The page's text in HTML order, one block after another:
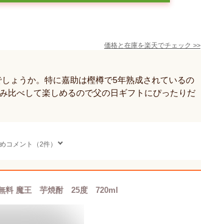
価格と在庫を楽天でチェック >>
ょうか。特に嘉助は樫樽で5年熟成されているの
比べして楽しめるので父の日ギフトにぴったりだ
コメント（2件）
無料 魔王 芋焼酎 25度 720ml